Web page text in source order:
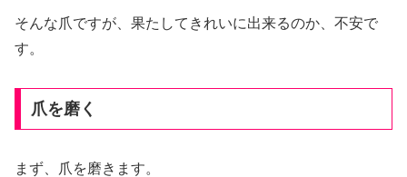
そんな爪ですが、果たしてきれいに出来るのか、不安で
す。
爪を磨く
まず、爪を磨きます。